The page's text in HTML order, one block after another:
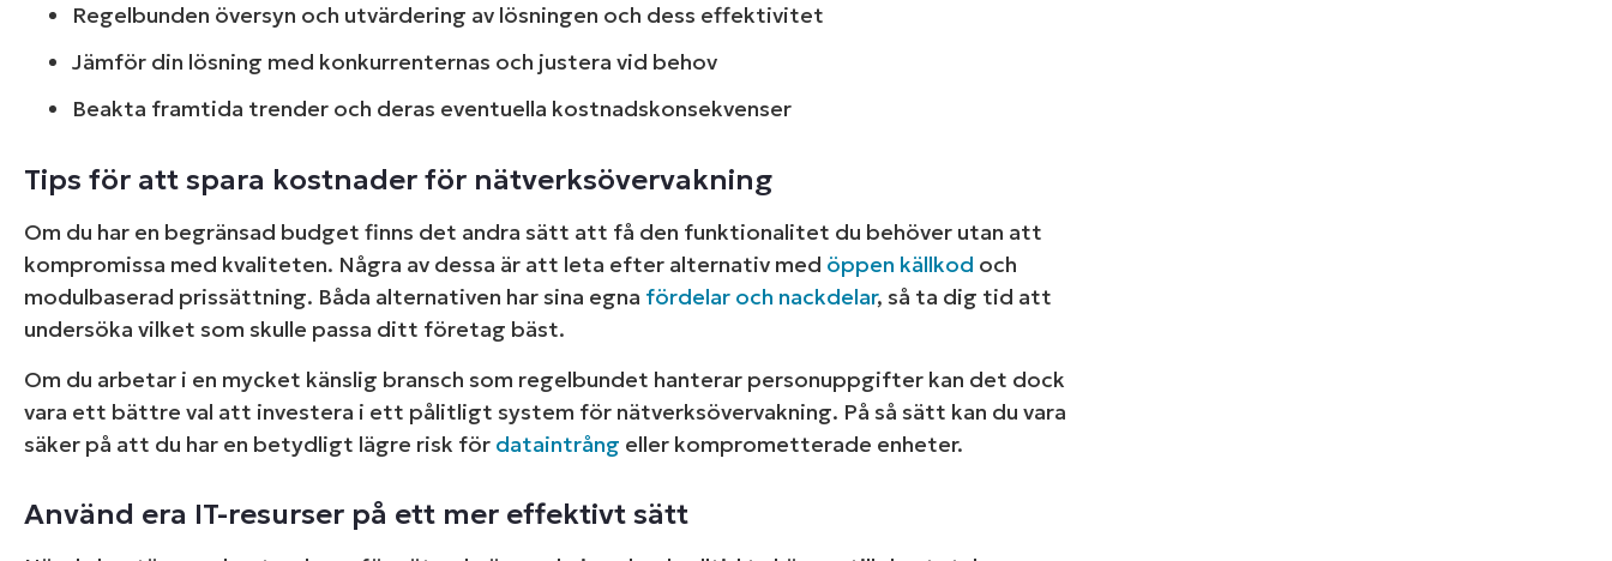
Regelbunden översyn och utvärdering av lösningen och dess effektivitet
Jämför din lösning med konkurrenternas och justera vid behov
Beakta framtida trender och deras eventuella kostnadskonsekvenser
Tips för att spara kostnader för nätverksövervakning
Om du har en begränsad budget finns det andra sätt att få den funktionalitet du behöver utan att
kompromissa med kvaliteten. Några av dessa är att leta efter alternativ med öppen källkod och
modulbaserad prissättning. Båda alternativen har sina egna fördelar och nackdelar, så ta dig tid att
undersöka vilket som skulle passa ditt företag bäst.
Om du arbetar i en mycket känslig bransch som regelbundet hanterar personuppgifter kan det dock
vara ett bättre val att investera i ett pålitligt system för nätverksövervakning. På så sätt kan du vara
säker på att du har en betydligt lägre risk för dataintrång eller komprometterade enheter.
Använd era IT-resurser på ett mer effektivt sätt